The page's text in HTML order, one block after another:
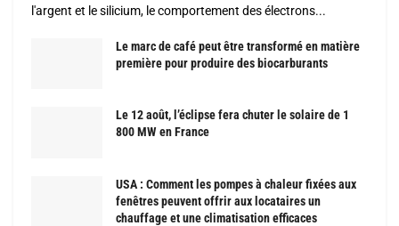
l'argent et le silicium, le comportement des électrons...
Le marc de café peut être transformé en matière
première pour produire des biocarburants
Le 12 août, l’éclipse fera chuter le solaire de 1
800 MW en France
USA : Comment les pompes à chaleur fixées aux
fenêtres peuvent offrir aux locataires un
chauffage et une climatisation efficaces